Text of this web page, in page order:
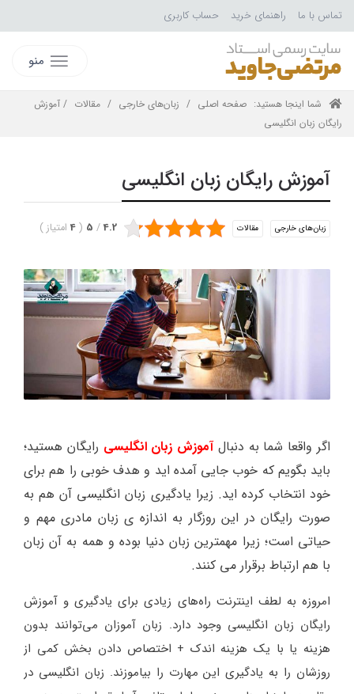
تماس با ما راهنمای خرید حساب کاربری
منو
شما اینجا هستید: صفحه اصلی / زبان‌های خارجی / مقالات / آموزش
رایگان زبان انگلیسی
آموزش رایگان زبان انگلیسی
زبان‌های خارجی مقالات 4.2
/
5
(
4 امتیاز)
اگر واقعا شما به دنبالآموزش زبان انگلیسی رایگان هستید؛
باید بگویم که خوب جایی آمده اید و هدف خوبی را هم برای
خود انتخاب کرده اید. زیرا یادگیری زبان انگلیسی آن هم به
صورت رایگان در این روزگار به اندازه ی زبان مادری مهم و
حیاتی است؛ زیرا مهمترین زبان دنیا بوده و همه به آن زبان
با هم ارتباط برقرار می کنند.
امروزه به لطف اینترنت راه‌های زیادی برای یادگیری و آموزش
رایگان زبان انگلیسی وجود دارد. زبان آموزان می‌توانند بدون
هزینه یا با یک هزینه اندک + اختصاص دادن بخش کمی از
روزشان را به یادگیری این مهارت را بیاموزند. زبان انگلیسی در